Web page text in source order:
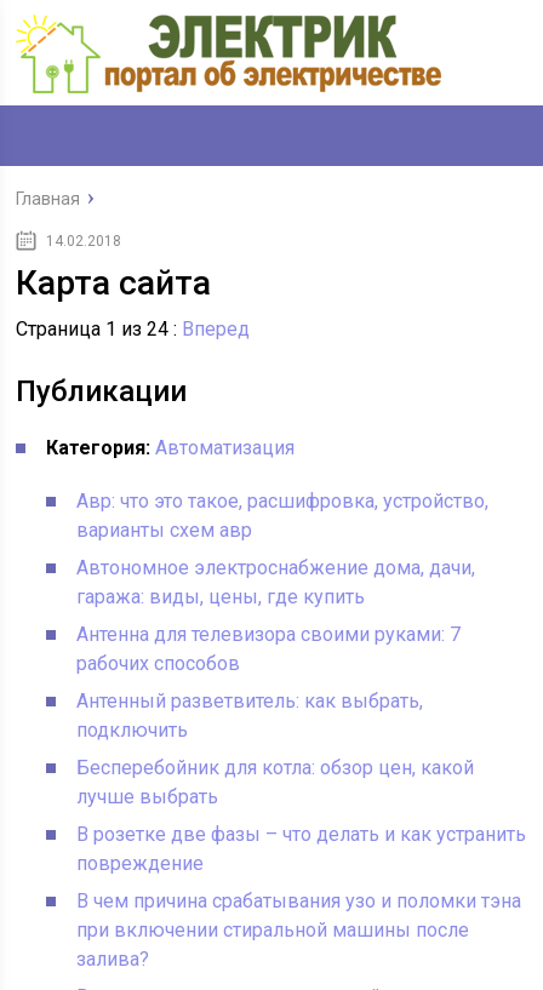
Главная
14.02.2018
Карта сайта
Страница 1 из 24 : Вперед
Публикации
Категория: Автоматизация
Авр: что это такое, расшифровка, устройство,
варианты схем авр
Автономное электроснабжение дома, дачи,
гаража: виды, цены, где купить
Антенна для телевизора своими руками: 7
рабочих способов
Антенный разветвитель: как выбрать,
подключить
Бесперебойник для котла: обзор цен, какой
лучше выбрать
В розетке две фазы – что делать и как устранить
повреждение
В чем причина срабатывания узо и поломки тэна
при включении стиральной машины после
залива?